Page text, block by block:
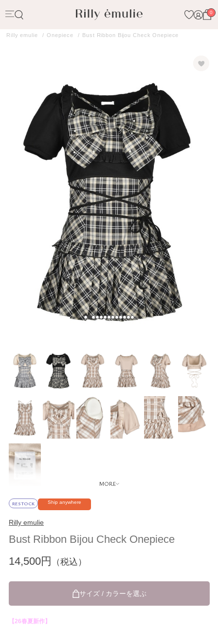
0
Rilly emulie Onepiece Bust Ribbon Bijou Check Onepiece
RESTOCK Ship anywhere
Rilly emulie
Bust Ribbon Bijou Check Onepiece
14,500円
（税込）
サイズ / カラーを選ぶ
【26春夏新作】